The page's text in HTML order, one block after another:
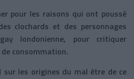
pour les raisons qui ont poussé
clochards et des personnages
londonienne, pour critiquer
consommation.
sur les origines du mal être de ce